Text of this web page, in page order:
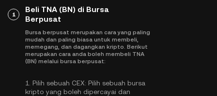
1
Beli TNA (BN) di Bursa
Berpusat
Bursa berpusat merupakan cara yang paling
mudah dan paling biasa untuk membeli,
memegang, dan dagangkan kripto. Berikut
merupakan cara anda boleh membeli TNA
(BN) melalui bursa berpusat:
1. Pilih sebuah CEX: Pilih sebuah bursa
kripto yang boleh dipercayai dan